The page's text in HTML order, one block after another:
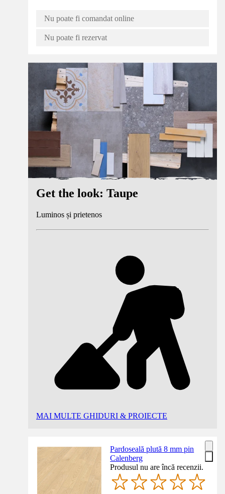
Nu poate fi comandat online
Nu poate fi rezervat
Get the look: Taupe
Luminos și prietenos
MAI MULTE GHIDURI & PROIECTE
Pardoseală plută 8 mm pin
Calenberg
Produsul nu are încă recenzii.